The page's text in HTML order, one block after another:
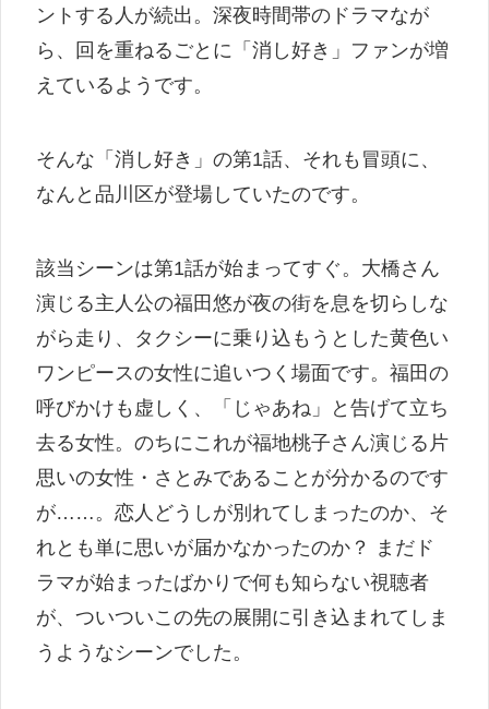
ントする人が続出。深夜時間帯のドラマなが
ら、回を重ねるごとに「消し好き」ファンが増
えているようです。
そんな「消し好き」の第1話、それも冒頭に、
なんと品川区が登場していたのです。
該当シーンは第1話が始まってすぐ。大橋さん
演じる主人公の福田悠が夜の街を息を切らしな
がら走り、タクシーに乗り込もうとした黄色い
ワンピースの女性に追いつく場面です。福田の
呼びかけも虚しく、「じゃあね」と告げて立ち
去る女性。のちにこれが福地桃子さん演じる片
思いの女性・さとみであることが分かるのです
が……。恋人どうしが別れてしまったのか、そ
れとも単に思いが届かなかったのか？ まだド
ラマが始まったばかりで何も知らない視聴者
が、ついついこの先の展開に引き込まれてしま
うようなシーンでした。